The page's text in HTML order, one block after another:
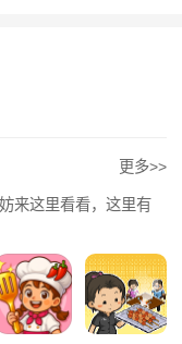
更多>>
来这里看看，这里有